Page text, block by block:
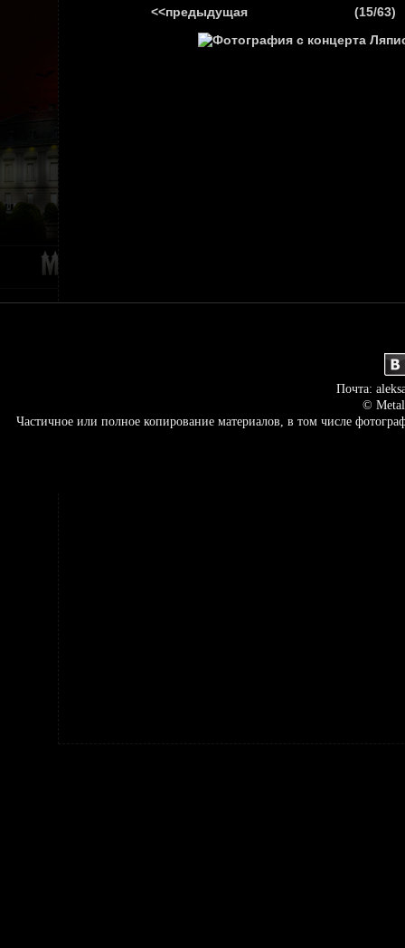
<<предыдущая (15/63)
Почта:
©
Частичное или полное копирование материалов, в том числе